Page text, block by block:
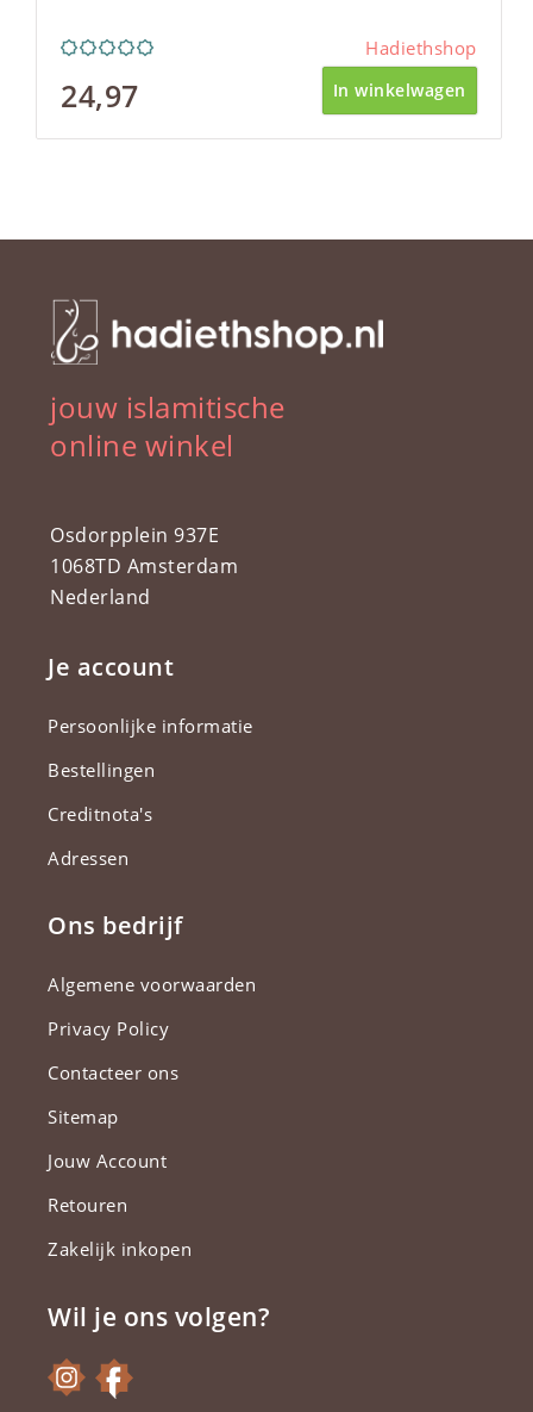
Hadiethshop
24,97 In winkelwagen
jouw islamitische
online winkel
Osdorpplein 937E
1068TD Amsterdam
Nederland
Je account
Persoonlijke informatie
Bestellingen
Creditnota's
Adressen
Ons bedrijf
Algemene voorwaarden
Privacy Policy
Contacteer ons
Sitemap
Jouw Account
Retouren
Zakelijk inkopen
Wil je ons volgen?